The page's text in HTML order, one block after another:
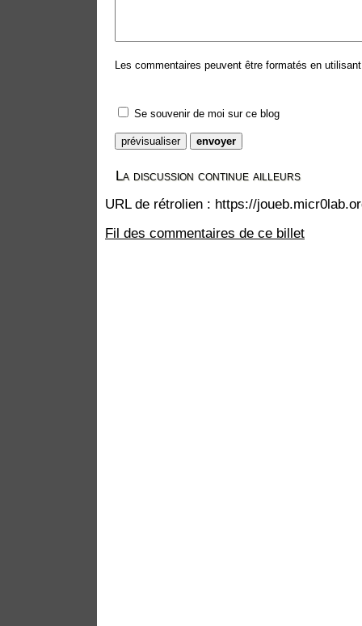
Les commentaires peuvent être formatés en
Se souvenir de moi sur ce blog
La discussion continue ailleurs
URL de rétrolien : https://
Fil des commentaires de ce billet